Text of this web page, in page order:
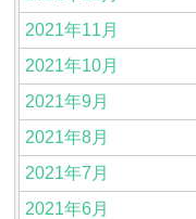
2021年11月
2021年10月
2021年9月
2021年8月
2021年7月
2021年6月